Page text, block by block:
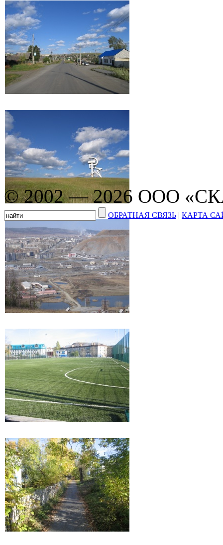
© 2002 — 2026 ООО
ОБРАТНАЯ СВЯЗЬ | КАРТА